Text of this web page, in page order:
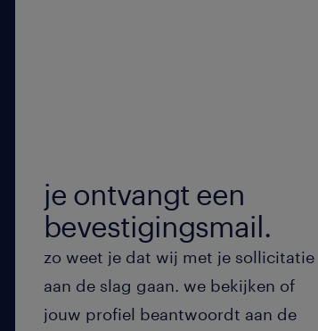
je ontvangt een
bevestigingsmail.
zo weet je dat wij met je sollicitatie
aan de slag gaan. we bekijken of
jouw profiel beantwoordt aan de